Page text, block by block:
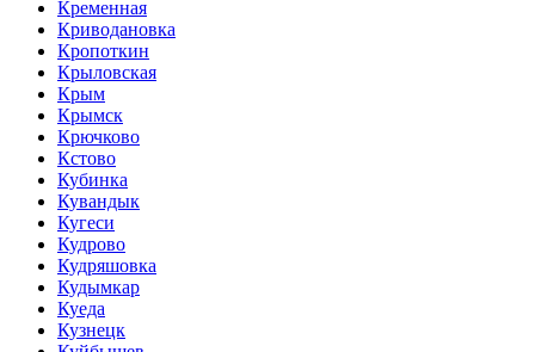
Кременная
Криводановка
Кропоткин
Крыловская
Крым
Крымск
Крючково
Кстово
Кубинка
Кувандык
Кугеси
Кудрово
Кудряшовка
Кудымкар
Куеда
Кузнецк